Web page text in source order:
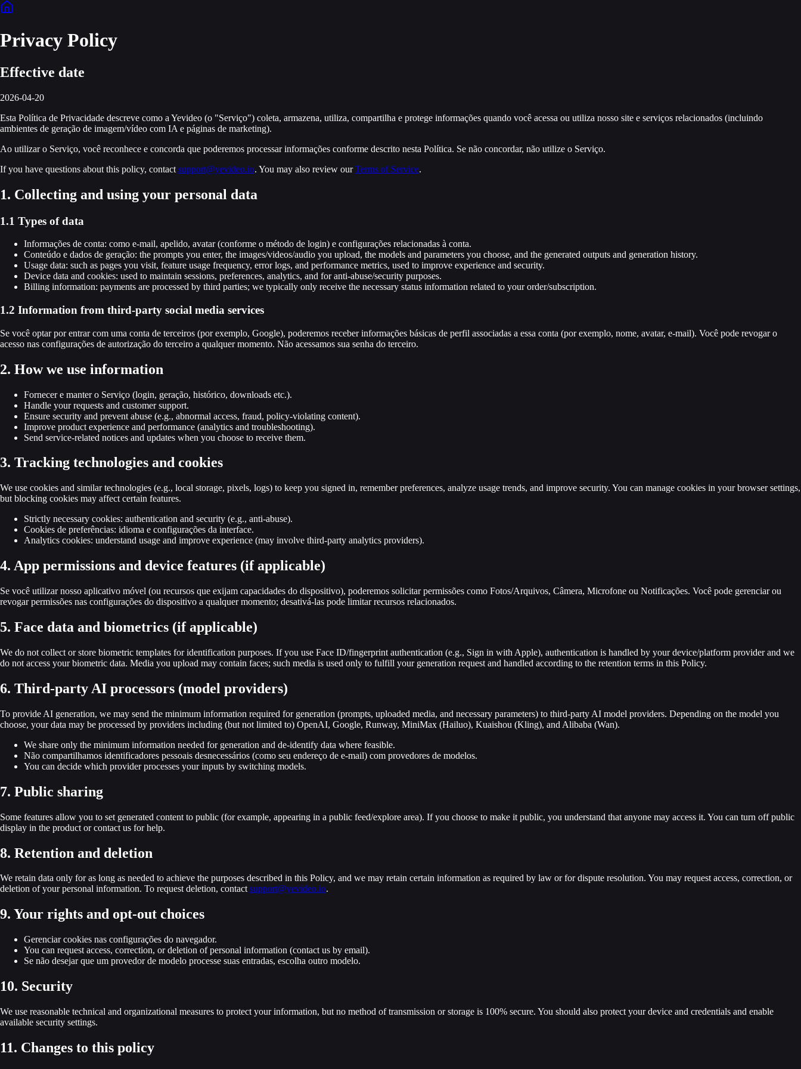
Privacy Policy
Effective date
2026-04-20
Esta Política de Privacidade descreve como a Yevideo (o "Serviço") coleta, armazena, utiliza, compartilha e protege informações quando você acessa ou utiliza nosso site e serviços relacionados (incluindo
ambientes de geração de imagem/vídeo com IA e páginas de marketing).
Ao utilizar o Serviço, você reconhece e concorda que poderemos processar informações conforme descrito nesta Política. Se não concordar, não utilize o Serviço.
If you have questions about this policy, contact support@yevideo.io. You may also review ourTerms of Service.
1. Collecting and using your personal data
1.1 Types of data
Informações de conta: como e-mail, apelido, avatar (conforme o método de login) e configurações relacionadas à conta.
Conteúdo e dados de geração: the prompts you enter, the images/videos/audio you upload, the models and parameters you choose, and the generated outputs and generation history.
Usage data: such as pages you visit, feature usage frequency, error logs, and performance metrics, used to improve experience and security.
Device data and cookies: used to maintain sessions, preferences, analytics, and for anti-abuse/security purposes.
Billing information: payments are processed by third parties; we typically only receive the necessary status information related to your order/subscription.
1.2 Information from third-party social media services
Se você optar por entrar com uma conta de terceiros (por exemplo, Google), poderemos receber informações básicas de perfil associadas a essa conta (por exemplo, nome, avatar, e-mail). Você pode revogar o
acesso nas configurações de autorização do terceiro a qualquer momento. Não acessamos sua senha do terceiro.
2. How we use information
Fornecer e manter o Serviço (login, geração, histórico, downloads etc.).
Handle your requests and customer support.
Ensure security and prevent abuse (e.g., abnormal access, fraud, policy-violating content).
Improve product experience and performance (analytics and troubleshooting).
Send service-related notices and updates when you choose to receive them.
3. Tracking technologies and cookies
We use cookies and similar technologies (e.g., local storage, pixels, logs) to keep you signed in, remember preferences, analyze usage trends, and improve security. You can manage cookies in your browser settings,
but blocking cookies may affect certain features.
Strictly necessary cookies: authentication and security (e.g., anti-abuse).
Cookies de preferências: idioma e configurações da interface.
Analytics cookies: understand usage and improve experience (may involve third-party analytics providers).
4. App permissions and device features (if applicable)
Se você utilizar nosso aplicativo móvel (ou recursos que exijam capacidades do dispositivo), poderemos solicitar permissões como Fotos/Arquivos, Câmera, Microfone ou Notificações. Você pode gerenciar ou
revogar permissões nas configurações do dispositivo a qualquer momento; desativá-las pode limitar recursos relacionados.
5. Face data and biometrics (if applicable)
We do not collect or store biometric templates for identification purposes. If you use Face ID/fingerprint authentication (e.g., Sign in with Apple), authentication is handled by your device/platform provider and we
do not access your biometric data. Media you upload may contain faces; such media is used only to fulfill your generation request and handled according to the retention terms in this Policy.
6. Third-party AI processors (model providers)
To provide AI generation, we may send the minimum information required for generation (prompts, uploaded media, and necessary parameters) to third-party AI model providers. Depending on the model you
choose, your data may be processed by providers including (but not limited to) OpenAI, Google, Runway, MiniMax (Hailuo), Kuaishou (Kling), and Alibaba (Wan).
We share only the minimum information needed for generation and de-identify data where feasible.
Não compartilhamos identificadores pessoais desnecessários (como seu endereço de e-mail) com provedores de modelos.
You can decide which provider processes your inputs by switching models.
7. Public sharing
Some features allow you to set generated content to public (for example, appearing in a public feed/explore area). If you choose to make it public, you understand that anyone may access it. You can turn off public
display in the product or contact us for help.
8. Retention and deletion
We retain data only for as long as needed to achieve the purposes described in this Policy, and we may retain certain information as required by law or for dispute resolution. You may request access, correction, or
deletion of your personal information. To request deletion, contactsupport@yevideo.io.
9. Your rights and opt-out choices
Gerenciar cookies nas configurações do navegador.
You can request access, correction, or deletion of personal information (contact us by email).
Se não desejar que um provedor de modelo processe suas entradas, escolha outro modelo.
10. Security
We use reasonable technical and organizational measures to protect your information, but no method of transmission or storage is 100% secure. You should also protect your device and credentials and enable
available security settings.
11. Changes to this policy